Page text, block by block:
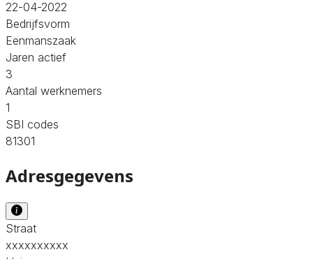
22-04-2022
Bedrijfsvorm
Eenmanszaak
Jaren actief
3
Aantal werknemers
1
SBI codes
81301
Adresgegevens
Straat
xxxxxxxxxx